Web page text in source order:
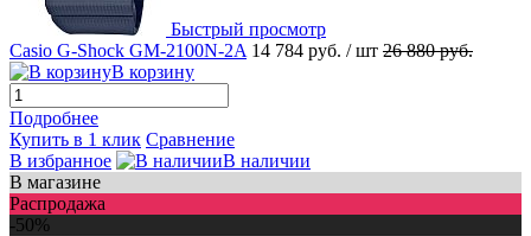
Быстрый просмотр
Casio G-Shock GM-2100N-2A 14 784 руб. / шт 26 880 руб.
В корзину
Подробнее
Купить в 1 клик Сравнение
В избранное
В наличии
В магазине
Распродажа
-50%